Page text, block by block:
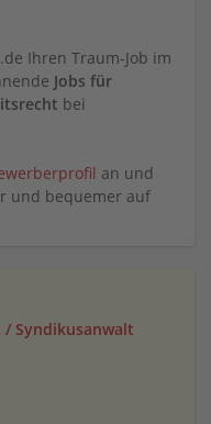
Ihren Traum-Job im
Jobs für
bei
an und
und bequemer auf
Syndikusanwalt